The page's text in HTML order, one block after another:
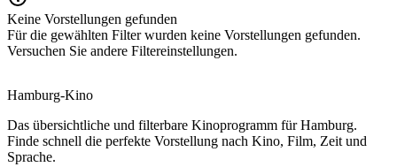
Keine Vorstellungen gefunden
Für die gewählten Filter wurden keine Vorstellungen gefunden.
Versuchen Sie andere Filtereinstellungen.
Hamburg-Kino
Das übersichtliche und filterbare Kinoprogramm für Hamburg.
Finde schnell die perfekte Vorstellung nach Kino, Film, Zeit und
Sprache.